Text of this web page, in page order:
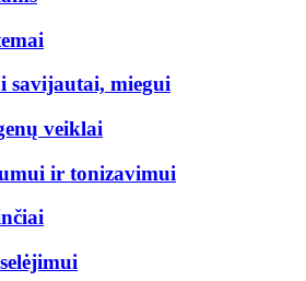
savijautai, miegui
veiklai
ir tonizavimui